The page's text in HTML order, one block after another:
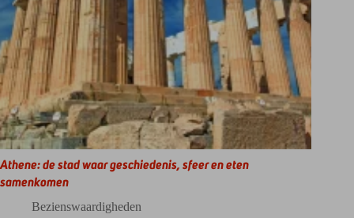
Athene: de stad waar geschiedenis, sfeer en eten
samenkomen
Bezienswaardigheden